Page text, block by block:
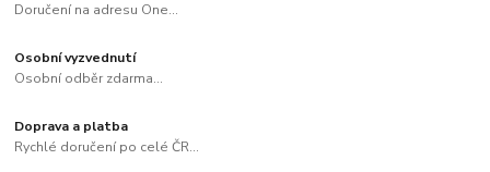
Doručení na adresu One...
Osobní vyzvednutí
Osobní odběr zdarma...
Doprava a platba
Rychlé doručení po celé ČR...